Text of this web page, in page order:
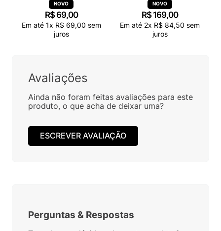
R$ 69,00
Em até 1x R$ 69,00 sem
juros
R$ 169,00
Em até 2x R$ 84,50 sem
juros
Avaliações
Ainda não foram feitas avaliações para este
produto, o que acha de deixar uma?
ESCREVER AVALIAÇÃO
Perguntas & Respostas